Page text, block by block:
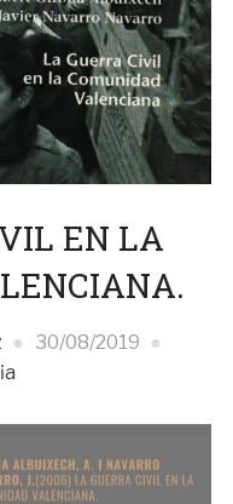
EN LA
30/08/2019